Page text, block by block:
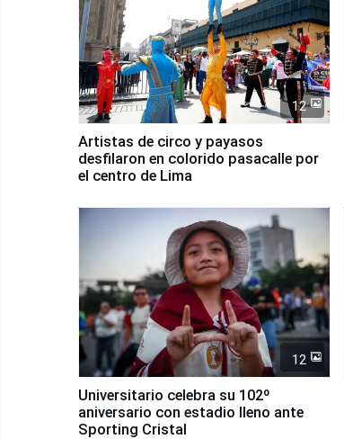
12
Artistas de circo y payasos
desfilaron en colorido pasacalle por
el centro de Lima
12
Universitario celebra su 102º
aniversario con estadio lleno ante
Sporting Cristal